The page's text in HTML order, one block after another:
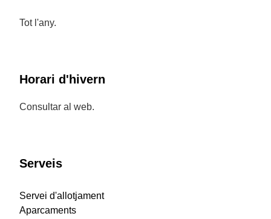
Tot l'any.
Horari d'hivern
Consultar al web.
Serveis
Servei d'allotjament
Aparcaments